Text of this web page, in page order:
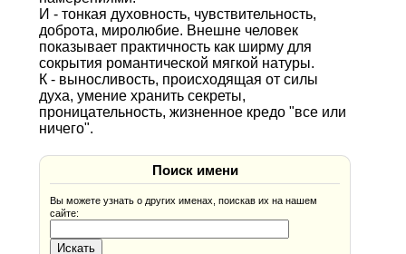
И - тонкая духовность, чувствительность,
доброта, миролюбие. Внешне человек
показывает практичность как ширму для
сокрытия романтической мягкой натуры.
К - выносливость, происходящая от силы
духа, умение хранить секреты,
проницательность, жизненное кредо "все или
ничего".
Поиск имени
Вы можете узнать о других именах, поискав их на нашем
сайте: